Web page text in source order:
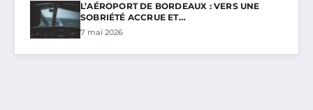
L’AÉROPORT DE BORDEAUX : VERS UNE
SOBRIÉTÉ ACCRUE ET…
7 mai 2026